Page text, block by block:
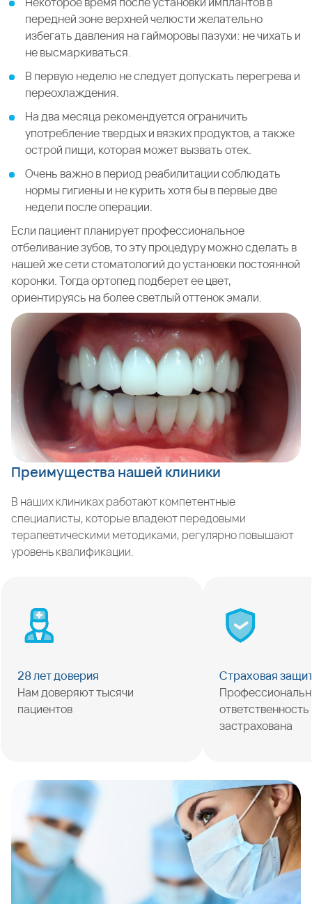
передней зоне верхней челюсти желательно
избегать давления на гайморовы пазухи: не чихать и
не высмаркиваться.
В первую неделю не следует допускать перегрева и
переохлаждения.
На два месяца рекомендуется ограничить
употребление твердых и вязких продуктов, а также
острой пищи, которая может вызвать отек.
Очень важно в период реабилитации соблюдать
нормы гигиены и не курить хотя бы в первые две
недели после операции.
Если пациент планирует профессиональное
отбеливание зубов, то эту процедуру можно сделать в
нашей же сети стоматологий до установки постоянной
коронки. Тогда ортопед подберет ее цвет,
ориентируясь на более светлый оттенок эмали.
Преимущества нашей клиники
В наших клиниках работают компетентные
специалисты, которые владеют передовыми
терапевтическими методиками, регулярно повышают
уровень квалификации.
28 лет доверия
Нам доверяют тысячи
пациентов
Страховая
застрахована